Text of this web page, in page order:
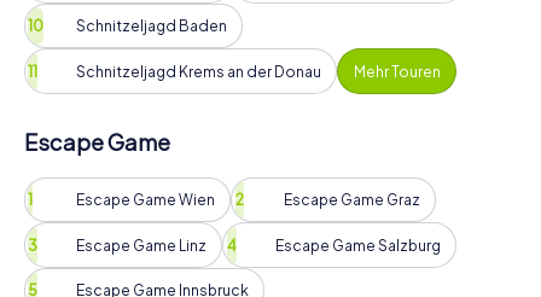
Schnitzeljagd Baden
Schnitzeljagd Krems an der Donau Mehr Touren
Escape Game
Escape Game Wien Escape Game Graz
Escape Game Linz Escape Game Salzburg
Escape Game Innsbruck